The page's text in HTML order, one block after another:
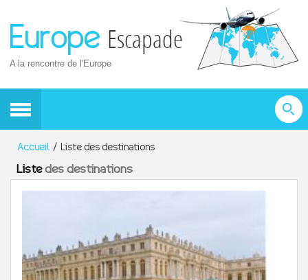
Europe Escapade
A la rencontre de l'Europe
Accueil Liste des destinations
Listedes destinations